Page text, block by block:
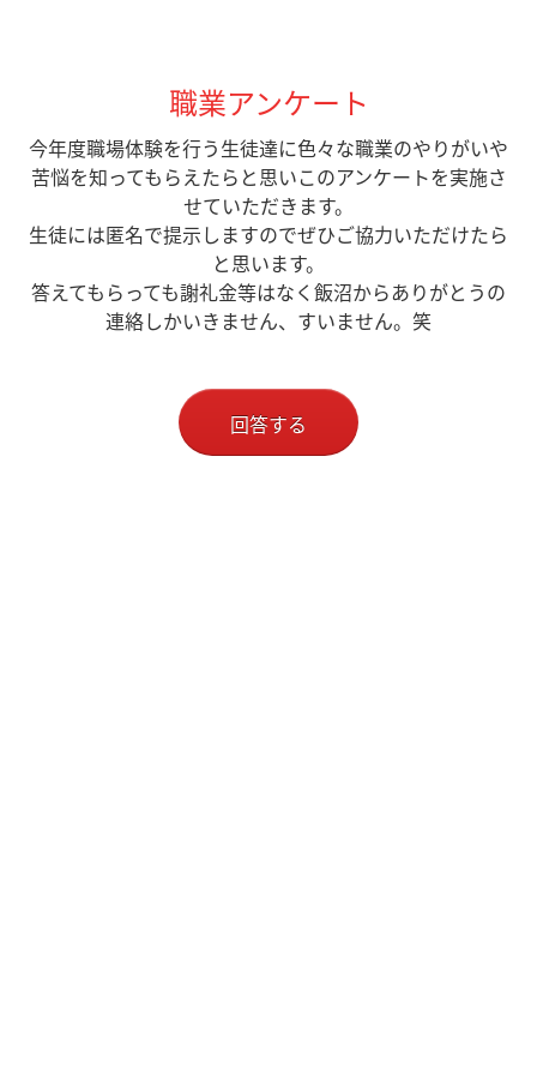
職業アンケート
今年度職場体験を行う生徒達に色々な職業のやりがいや
苦悩を知ってもらえたらと思いこのアンケートを実施さ
せていただきます。
生徒には匿名で提示しますのでぜひご協力いただけたら
と思います。
答えてもらっても謝礼金等はなく飯沼からありがとうの
連絡しかいきません、すいません。笑
回答する